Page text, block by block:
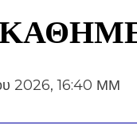
2026, 16:40 ΜΜ